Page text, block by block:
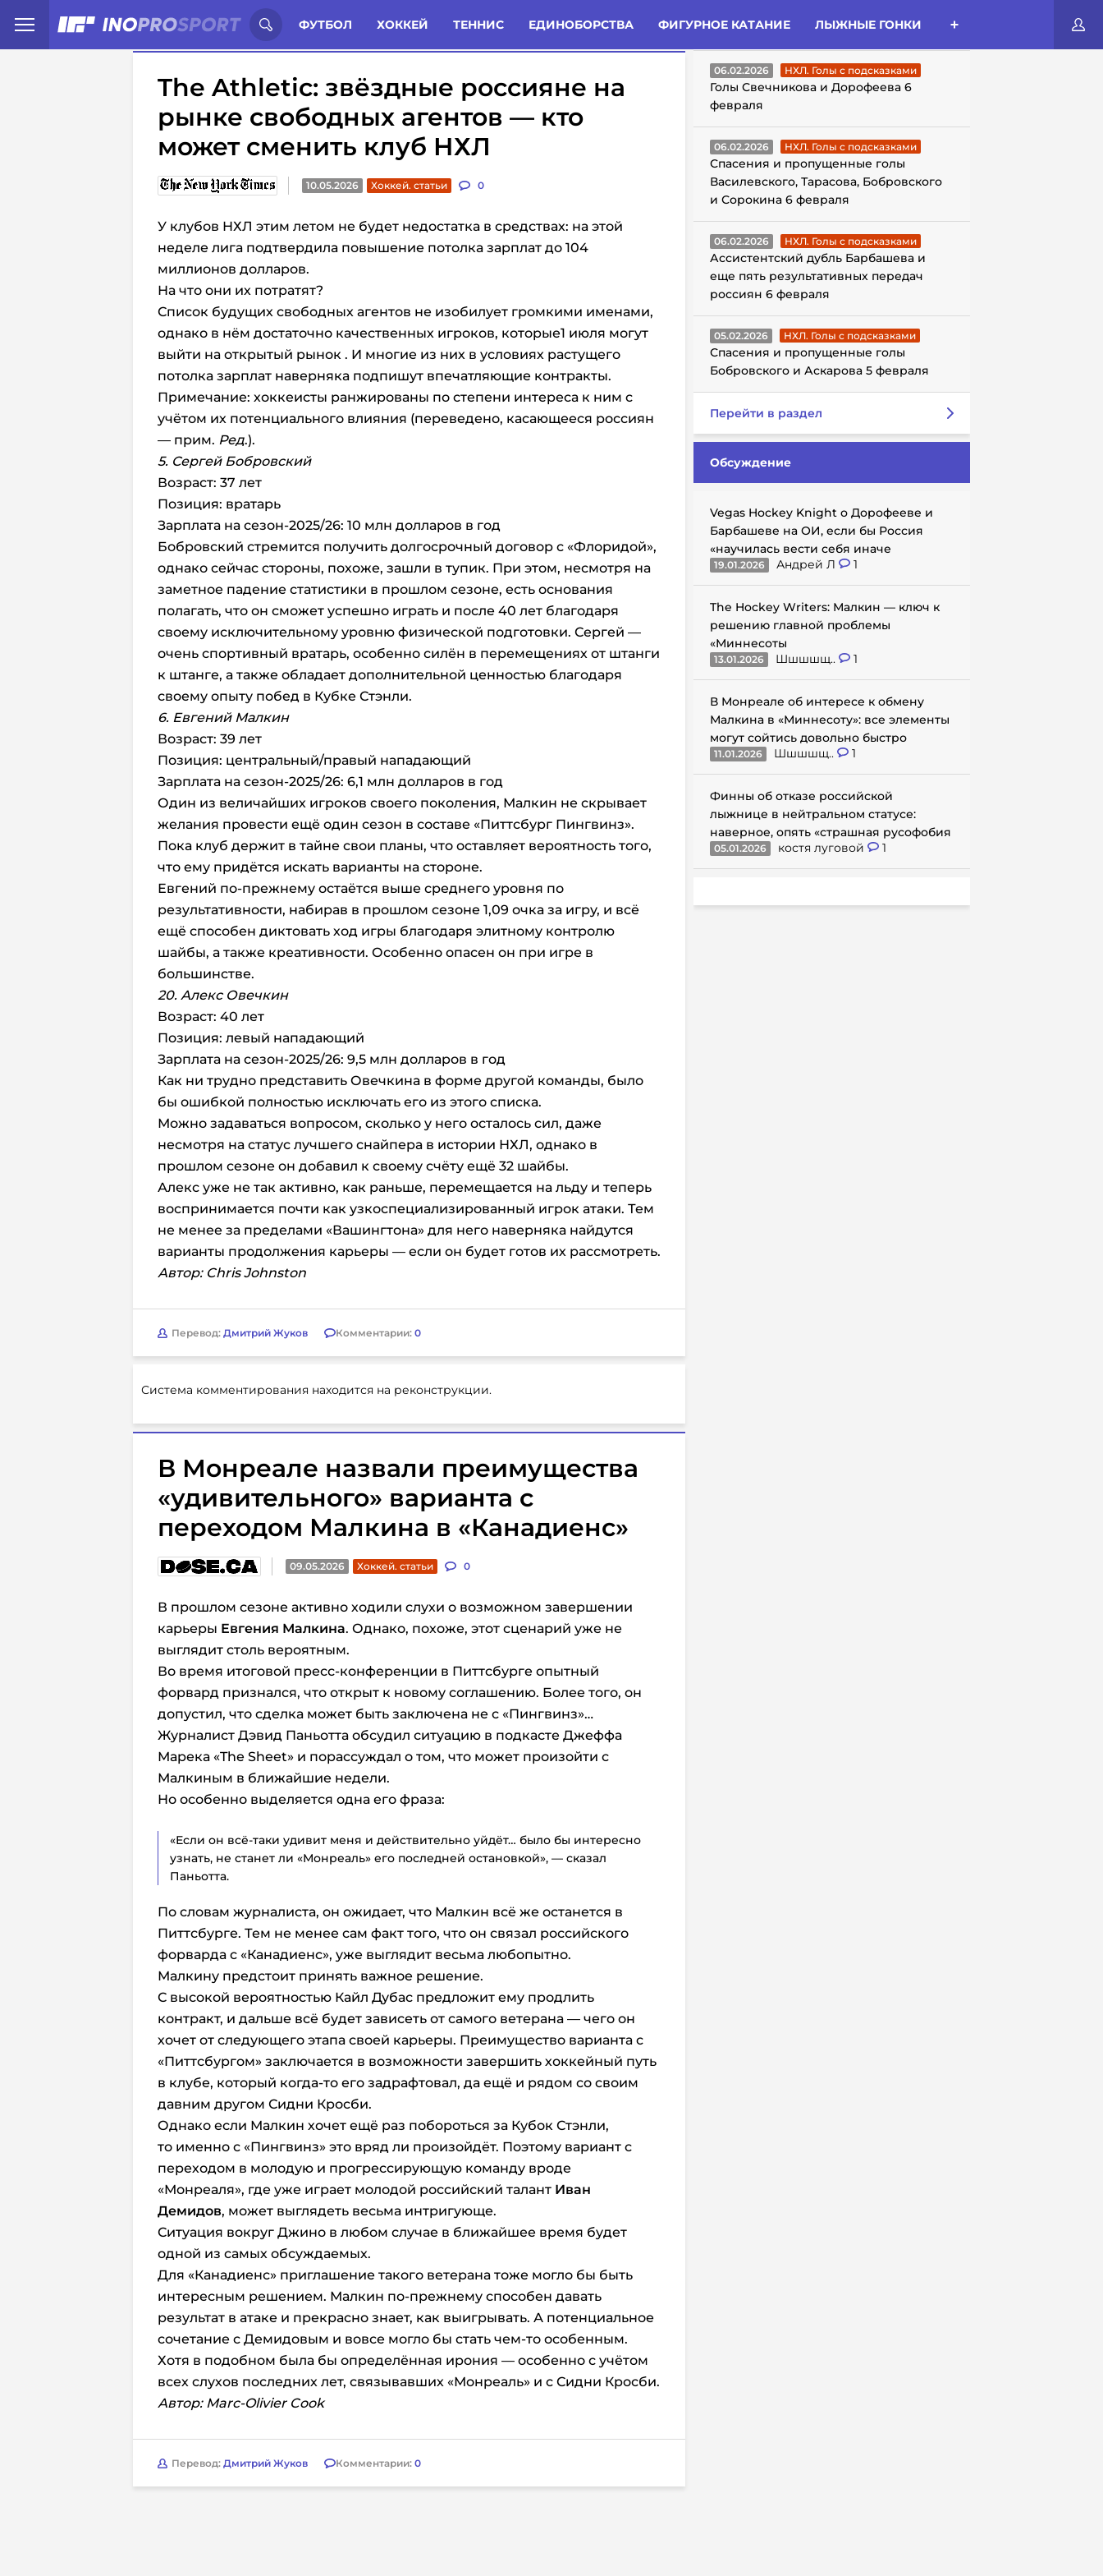
ФУТБОЛ ХОККЕЙ ТЕННИС ЕДИНОБОРСТВА ФИГУРНОЕ КАТАНИЕ ЛЫЖНЫЕ ГОНКИ
Иностранцы о спорте России: Статьи Комменты Новости
The Athletic: звёздные россияне на
рынке свободных агентов — кто
может сменить клуб НХЛ
10.05.2026 Хоккей. статьи 0
У клубов НХЛ этим летом не будет недостатка в средствах: на этой
неделе лига подтвердила повышение потолка зарплат до 104
миллионов долларов.
На что они их потратят?
Список будущих свободных агентов не изобилует громкими именами,
однако в нём достаточно качественных игроков, которые1 июля могут
выйти на открытый рынок . И многие из них в условиях растущего
потолка зарплат наверняка подпишут впечатляющие контракты.
Примечание: хоккеисты ранжированы по степени интереса к ним с
учётом их потенциального влияния (переведено, касающееся россиян
— прим. Ред.).
5. Сергей Бобровский
Возраст: 37 лет
Позиция: вратарь
Зарплата на сезон-2025/26: 10 млн долларов в год
Бобровский стремится получить долгосрочный договор с «Флоридой»,
однако сейчас стороны, похоже, зашли в тупик. При этом, несмотря на
заметное падение статистики в прошлом сезоне, есть основания
полагать, что он сможет успешно играть и после 40 лет благодаря
своему исключительному уровню физической подготовки. Сергей —
очень спортивный вратарь, особенно силён в перемещениях от штанги
к штанге, а также обладает дополнительной ценностью благодаря
своему опыту побед в Кубке Стэнли.
6. Евгений Малкин
Возраст: 39 лет
Позиция: центральный/правый нападающий
Зарплата на сезон-2025/26: 6,1 млн долларов в год
Один из величайших игроков своего поколения, Малкин не скрывает
желания провести ещё один сезон в составе «Питтсбург Пингвинз».
Пока клуб держит в тайне свои планы, что оставляет вероятность того,
что ему придётся искать варианты на стороне.
Евгений по-прежнему остаётся выше среднего уровня по
результативности, набирав в прошлом сезоне 1,09 очка за игру, и всё
ещё способен диктовать ход игры благодаря элитному контролю
шайбы, а также креативности. Особенно опасен он при игре в
большинстве.
20. Алекс Овечкин
Возраст: 40 лет
Позиция: левый нападающий
Зарплата на сезон-2025/26: 9,5 млн долларов в год
Как ни трудно представить Овечкина в форме другой команды, было
бы ошибкой полностью исключать его из этого списка.
Можно задаваться вопросом, сколько у него осталось сил, даже
несмотря на статус лучшего снайпера в истории НХЛ, однако в
прошлом сезоне он добавил к своему счёту ещё 32 шайбы.
Алекс уже не так активно, как раньше, перемещается на льду и теперь
воспринимается почти как узкоспециализированный игрок атаки. Тем
не менее за пределами «Вашингтона» для него наверняка найдутся
варианты продолжения карьеры — если он будет готов их рассмотреть.
Автор: Chris Johnston
Перевод: Дмитрий Жуков Комментарии: 0
Система комментирования находится на реконструкции.
В Монреале назвали преимущества
«удивительного» варианта с
переходом Малкина в «Канадиенс»
09.05.2026 Хоккей. статьи 0
В прошлом сезоне активно ходили слухи о возможном завершении
карьеры Евгения Малкина. Однако, похоже, этот сценарий уже не
выглядит столь вероятным.
Во время итоговой пресс-конференции в Питтсбурге опытный
форвард признался, что открыт к новому соглашению. Более того, он
допустил, что сделка может быть заключена не с «Пингвинз»…
Журналист Дэвид Паньотта обсудил ситуацию в подкасте Джеффа
Марека «The Sheet» и порассуждал о том, что может произойти с
Малкиным в ближайшие недели.
Но особенно выделяется одна его фраза:
«Если он всё-таки удивит меня и действительно уйдёт… было бы интересно
узнать, не станет ли «Монреаль» его последней остановкой», — сказал
Паньотта.
По словам журналиста, он ожидает, что Малкин всё же останется в
Питтсбурге. Тем не менее сам факт того, что он связал российского
форварда с «Канадиенс», уже выглядит весьма любопытно.
Малкину предстоит принять важное решение.
С высокой вероятностью Кайл Дубас предложит ему продлить
контракт, и дальше всё будет зависеть от самого ветерана — чего он
хочет от следующего этапа своей карьеры. Преимущество варианта с
«Питтсбургом» заключается в возможности завершить хоккейный путь
в клубе, который когда-то его задрафтовал, да ещё и рядом со своим
давним другом Сидни Кросби.
Однако если Малкин хочет ещё раз побороться за Кубок Стэнли,
то именно с «Пингвинз» это вряд ли произойдёт. Поэтому вариант с
переходом в молодую и прогрессирующую команду вроде
«Монреаля», где уже играет молодой российский талант Иван
Демидов, может выглядеть весьма интригующе.
Ситуация вокруг Джино в любом случае в ближайшее время будет
одной из самых обсуждаемых.
Для «Канадиенс» приглашение такого ветерана тоже могло бы быть
интересным решением. Малкин по-прежнему способен давать
результат в атаке и прекрасно знает, как выигрывать. А потенциальное
сочетание с Демидовым и вовсе могло бы стать чем-то особенным.
Хотя в подобном была бы определённая ирония — особенно с учётом
всех слухов последних лет, связывавших «Монреаль» и с Сидни Кросби.
Автор: Marc-Olivier Cook
Перевод: Дмитрий Жуков Комментарии: 0
ГОЛЫ С ПОДСКАЗКАМИ
06.02.2026 НХЛ. Голы с подсказками
Голы Свечникова и Дорофеева 6
февраля
06.02.2026 НХЛ. Голы с подсказками
Спасения и пропущенные голы
Василевского, Тарасова, Бобровского
и Сорокина 6 февраля
06.02.2026 НХЛ. Голы с подсказками
Ассистентский дубль Барбашева и
еще пять результативных передач
россиян 6 февраля
05.02.2026 НХЛ. Голы с подсказками
Спасения и пропущенные голы
Бобровского и Аскарова 5 февраля
Перейти в раздел
Обсуждение
Vegas Hockey Knight о Дорофееве и
Барбашеве на ОИ, если бы Россия
«научилась вести себя иначе
19.01.2026 Андрей Л 1
The Hockey Writers: Малкин — ключ к
решению главной проблемы
«Миннесоты
13.01.2026 Шшшшщ.. 1
В Монреале об интересе к обмену
Малкина в «Миннесоту»: все элементы
могут сойтись довольно быстро
11.01.2026 Шшшшщ.. 1
Финны об отказе российской
лыжнице в нейтральном статусе:
наверное, опять «страшная русофобия
05.01.2026 костя луговой 1